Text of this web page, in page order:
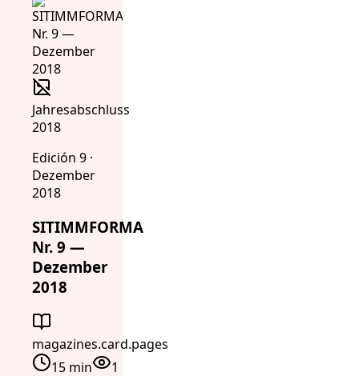
Jahresabschluss
2018
Edición 9 ·
Dezember
2018
SITIMMFORMA
Nr. 9 —
Dezember
2018
magazines.card.pages
15 min
1